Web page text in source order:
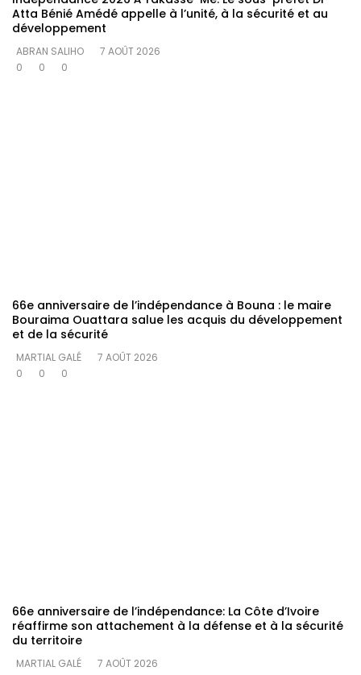
Atta Bénié Amédé appelle à l’unité, à la sécurité et au
développement
ABRAN SALIHO
7 AOÛT 2026
0
0 0
66e anniversaire de l’indépendance à Bouna : le maire
Bouraima Ouattara salue les acquis du développement
et de la sécurité
MARTIAL GALÉ
7 AOÛT 2026
0
0 0
66e anniversaire de l’indépendance: La Côte d’Ivoire
réaffirme son attachement à la défense et à la sécurité
du territoire
MARTIAL GALÉ
7 AOÛT 2026